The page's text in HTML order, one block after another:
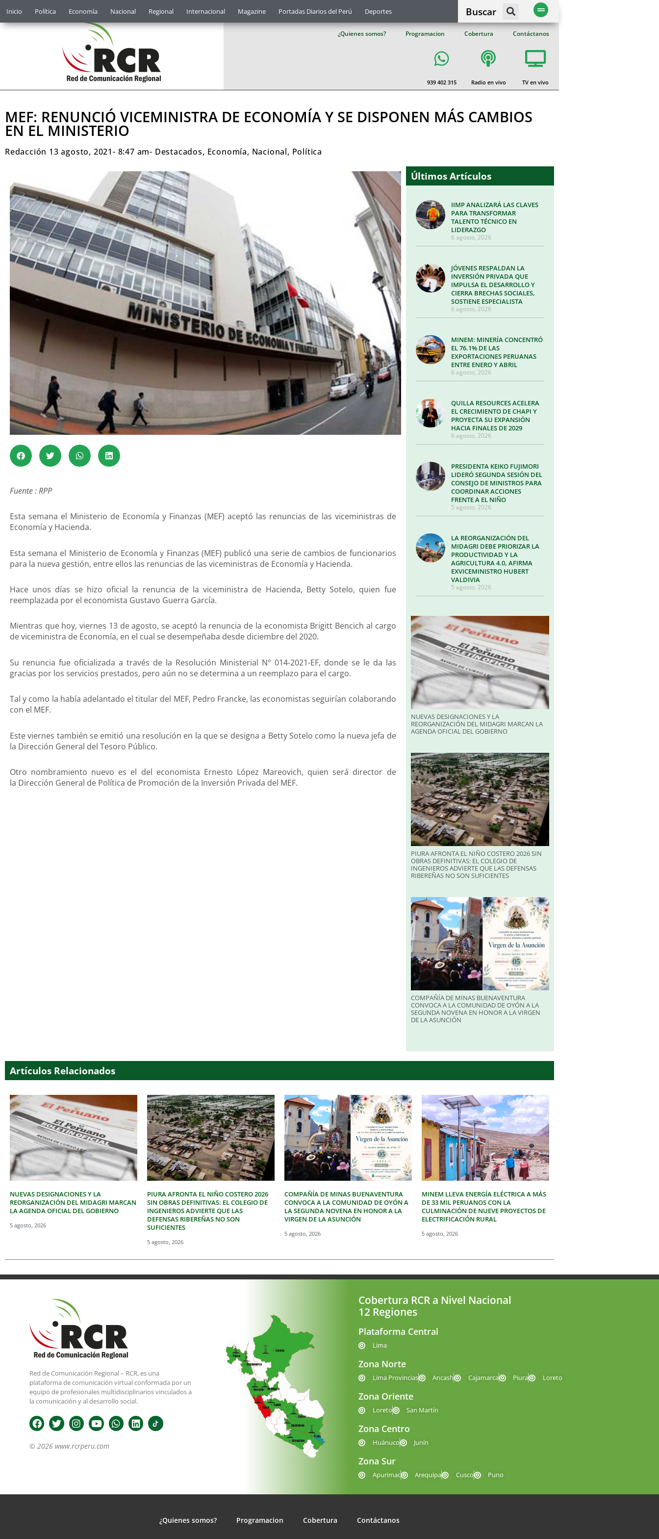
Inicio Política Economía Nacional Regional Internacional Magazine Portadas Diarios del Perú Deportes Buscar
¿Quienes somos? Programacion Cobertura Contáctanos
939 402 315 Radio en vivo TV en vivo
MEF: RENUNCIÓ VICEMINISTRA DE ECONOMÍA Y SE DISPONEN MÁS CAMBIOS
EN EL MINISTERIO
Redacción 13 agosto, 2021- 8:47 am- Destacados, Economía, Nacional, Política
Fuente : RPP
Esta semana el Ministerio de Economía y Finanzas (MEF) aceptó las renuncias de las viceministras de
Economía y Hacienda.
Esta semana el Ministerio de Economía y Finanzas (MEF) publicó una serie de cambios de funcionarios
para la nueva gestión, entre ellos las renuncias de las viceministras de Economía y Hacienda.
Hace unos días se hizo oficial la renuncia de la viceministra de Hacienda, Betty Sotelo, quien fue
reemplazada por el economista Gustavo Guerra García.
Mientras que hoy, viernes 13 de agosto, se aceptó la renuncia de la economista Brigitt Bencich al cargo
de viceministra de Economía, en el cual se desempeñaba desde diciembre del 2020.
Su renuncia fue oficializada a través de la Resolución Ministerial N° 014-2021-EF, donde se le da las
gracias por los servicios prestados, pero aún no se determina a un reemplazo para el cargo.
Tal y como la había adelantado el titular del MEF, Pedro Francke, las economistas seguirían colaborando
con el MEF.
Este viernes también se emitió una resolución en la que se designa a Betty Sotelo como la nueva jefa de
la Dirección General del Tesoro Público.
Otro nombramiento nuevo es el del economista Ernesto López Mareovich, quien será director de
la Dirección General de Política de Promoción de la Inversión Privada del MEF.
Últimos Artículos
IIMP ANALIZARÁ LAS CLAVES
PARA TRANSFORMAR
TALENTO TÉCNICO EN
LIDERAZGO
6 agosto, 2026
JÓVENES RESPALDAN LA
INVERSIÓN PRIVADA QUE
IMPULSA EL DESARROLLO Y
CIERRA BRECHAS SOCIALES,
SOSTIENE ESPECIALISTA
6 agosto, 2026
MINEM: MINERÍA CONCENTRÓ
EL 76.1% DE LAS
EXPORTACIONES PERUANAS
ENTRE ENERO Y ABRIL
6 agosto, 2026
QUILLA RESOURCES ACELERA
EL CRECIMIENTO DE CHAPI Y
PROYECTA SU EXPANSIÓN
HACIA FINALES DE 2029
6 agosto, 2026
PRESIDENTA KEIKO FUJIMORI
LIDERÓ SEGUNDA SESIÓN DEL
CONSEJO DE MINISTROS PARA
COORDINAR ACCIONES
FRENTE A EL NIÑO
5 agosto, 2026
LA REORGANIZACIÓN DEL
MIDAGRI DEBE PRIORIZAR LA
PRODUCTIVIDAD Y LA
AGRICULTURA 4.0, AFIRMA
EXVICEMINISTRO HUBERT
VALDIVIA
5 agosto, 2026
NUEVAS DESIGNACIONES Y LA
REORGANIZACIÓN DEL MIDAGRI MARCAN LA
AGENDA OFICIAL DEL GOBIERNO
PIURA AFRONTA EL NIÑO COSTERO 2026 SIN
OBRAS DEFINITIVAS: EL COLEGIO DE
INGENIEROS ADVIERTE QUE LAS DEFENSAS
RIBEREÑAS NO SON SUFICIENTES
COMPAÑÍA DE MINAS BUENAVENTURA
CONVOCA A LA COMUNIDAD DE OYÓN A LA
SEGUNDA NOVENA EN HONOR A LA VIRGEN
DE LA ASUNCIÓN
Artículos Relacionados
NUEVAS DESIGNACIONES Y LA
REORGANIZACIÓN DEL MIDAGRI MARCAN
LA AGENDA OFICIAL DEL GOBIERNO
5 agosto, 2026
PIURA AFRONTA EL NIÑO COSTERO 2026
SIN OBRAS DEFINITIVAS: EL COLEGIO DE
INGENIEROS ADVIERTE QUE LAS
DEFENSAS RIBEREÑAS NO SON
SUFICIENTES
5 agosto, 2026
COMPAÑÍA DE MINAS BUENAVENTURA
CONVOCA A LA COMUNIDAD DE OYÓN A
LA SEGUNDA NOVENA EN HONOR A LA
VIRGEN DE LA ASUNCIÓN
5 agosto, 2026
MINEM LLEVA ENERGÍA ELÉCTRICA A MÁS
DE 33 MIL PERUANOS CON LA
CULMINACIÓN DE NUEVE PROYECTOS DE
ELECTRIFICACIÓN RURAL
5 agosto, 2026
Red de Comunicación Regional – RCR, es una
plataforma de comunicación virtual conformada por un
equipo de profesionales multidisciplinarios vinculados a
la comunicación y al desarrollo social.
© 2026 www.rcrperu.com
Cobertura RCR a Nivel Nacional
12 Regiones
Plataforma Central
Lima
Zona Norte
Lima Provincias Ancash Cajamarca Piura Loreto
Zona Oriente
Loreto San Martín
Zona Centro
Huánuco Junín
Zona Sur
Apurimac Arequipa Cusco Puno
¿Quienes somos? Programacion Cobertura Contáctanos